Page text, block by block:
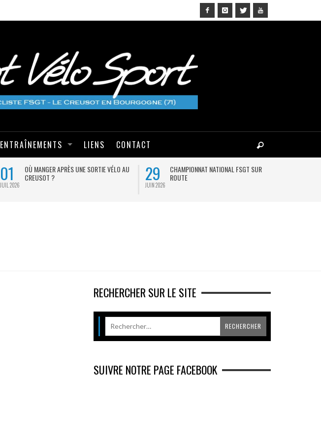
ENTRAÎNEMENTS LIENS CONTACT
01
JUIL 2026
OÙ MANGER APRÈS UNE SORTIE VÉLO AU
CREUSOT ?
29
JUIN 2026
CHAMPIONNAT NATIONAL FSGT SUR
ROUTE
RECHERCHER SUR LE SITE
SUIVRE NOTRE PAGE FACEBOOK